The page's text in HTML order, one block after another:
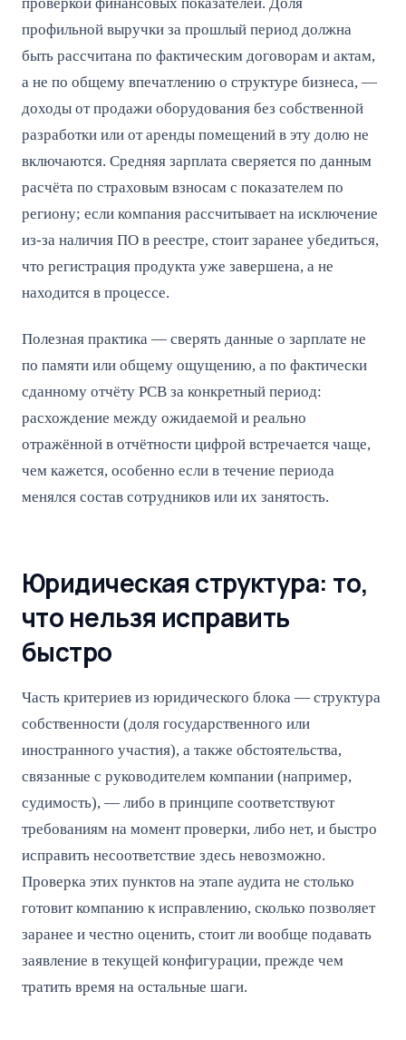
проверкой финансовых показателей. Доля
профильной выручки за прошлый период должна
быть рассчитана по фактическим договорам и актам,
а не по общему впечатлению о структуре бизнеса, —
доходы от продажи оборудования без собственной
разработки или от аренды помещений в эту долю не
включаются. Средняя зарплата сверяется по данным
расчёта по страховым взносам с показателем по
региону; если компания рассчитывает на исключение
из-за наличия ПО в реестре, стоит заранее убедиться,
что регистрация продукта уже завершена, а не
находится в процессе.
Полезная практика — сверять данные о зарплате не
по памяти или общему ощущению, а по фактически
сданному отчёту РСВ за конкретный период:
расхождение между ожидаемой и реально
отражённой в отчётности цифрой встречается чаще,
чем кажется, особенно если в течение периода
менялся состав сотрудников или их занятость.
Юридическая структура: то,
что нельзя исправить
быстро
Часть критериев из юридического блока — структура
собственности (доля государственного или
иностранного участия), а также обстоятельства,
связанные с руководителем компании (например,
судимость), — либо в принципе соответствуют
требованиям на момент проверки, либо нет, и быстро
исправить несоответствие здесь невозможно.
Проверка этих пунктов на этапе аудита не столько
готовит компанию к исправлению, сколько позволяет
заранее и честно оценить, стоит ли вообще подавать
заявление в текущей конфигурации, прежде чем
тратить время на остальные шаги.